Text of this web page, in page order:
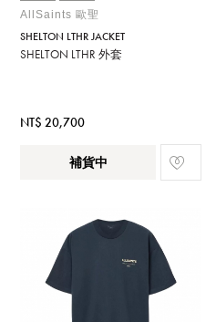
AllSaints 歐聖
SHELTON LTHR JACKET
SHELTON LTHR 外套
NT$ 20,700
補貨中